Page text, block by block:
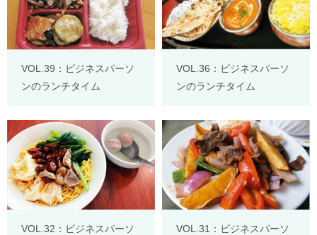
VOL.39：ビジネスパーソ
ンのランチタイム
VOL.36：ビジネスパーソ
ンのランチタイム
VOL.32：ビジネスパーソ
VOL.31：ビジネスパーソ